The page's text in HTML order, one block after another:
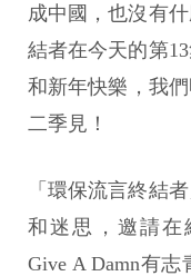
成中國，也沒有
結者在今天的第
和新年快樂，我
二季見！
「環保流言終結
和迷思，邀請在
Give A Damn有